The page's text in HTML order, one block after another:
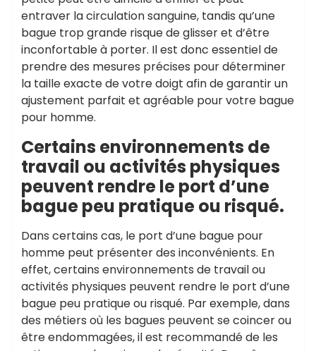
entraver la circulation sanguine, tandis qu’une
bague trop grande risque de glisser et d’être
inconfortable à porter. Il est donc essentiel de
prendre des mesures précises pour déterminer
la taille exacte de votre doigt afin de garantir un
ajustement parfait et agréable pour votre bague
pour homme.
Certains environnements de
travail ou activités physiques
peuvent rendre le port d’une
bague peu pratique ou risqué.
Dans certains cas, le port d’une bague pour
homme peut présenter des inconvénients. En
effet, certains environnements de travail ou
activités physiques peuvent rendre le port d’une
bague peu pratique ou risqué. Par exemple, dans
des métiers où les bagues peuvent se coincer ou
être endommagées, il est recommandé de les